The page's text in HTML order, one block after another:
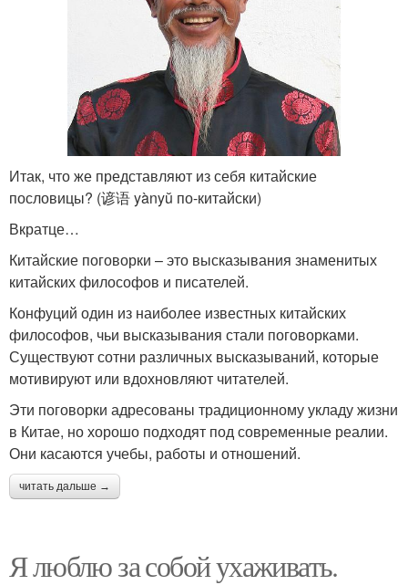
Итак, что же представляют из себя китайские
пословицы? (谚语 yànyŭ по-китайски)
Вкратце…
Китайские поговорки – это высказывания знаменитых
китайских философов и писателей.
Конфуций один из наиболее известных китайских
философов, чьи высказывания стали поговорками.
Существуют сотни различных высказываний, которые
мотивируют или вдохновляют читателей.
Эти поговорки адресованы традиционному укладу жизни
в Китае, но хорошо подходят под современные реалии.
Они касаются учебы, работы и отношений.
читать дальше →
Я люблю за собой ухаживать.